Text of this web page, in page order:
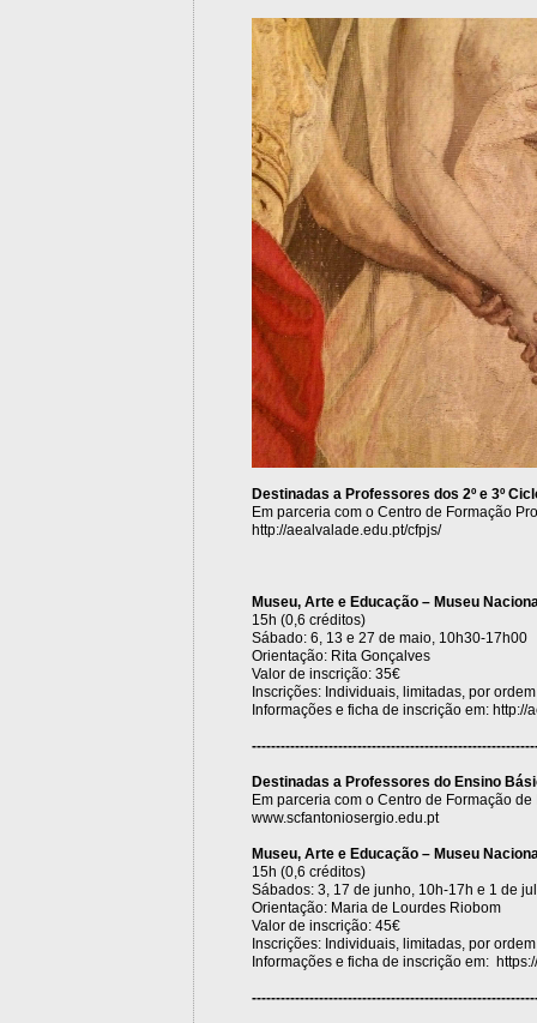
Destinadas a Professores dos 2º e 3º
Em parceria com o Centro de Formação
http://aealvalade.edu.pt/cfpjs/
Museu, Arte e Educação – Museu
15h (0,6 créditos)
Sábado: 6, 13 e 27 de maio, 10h30-17h00
Orientação: Rita Gonçalves
Valor de inscrição: 35€
Inscrições: Individuais, limitadas, por
Informações e ficha de inscrição em: http://
Destinadas a Professores do Ensino
Em parceria com o Centro de Formação
www.scfantoniosergio.edu.pt
Museu, Arte e Educação – Museu
15h (0,6 créditos)
Sábados: 3, 17 de junho, 10h-17h e 1 de
Orientação: Maria de Lourdes Riobom
Valor de inscrição: 45€
Inscrições: Individuais, limitadas, por
Informações e ficha de inscrição em: